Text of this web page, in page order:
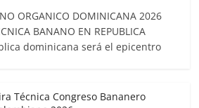
ORGANICO DOMINICANA 2026
BANANO EN REPUBLICA
dominicana será el epicentro
Técnica Congreso Bananero